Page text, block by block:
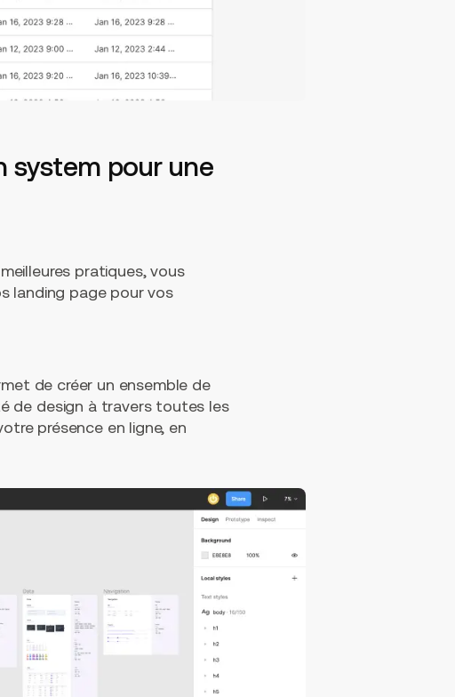
system pour une
pratiques, vous
landing page pour vos
de créer un ensemble de
de design à travers toutes les
présence en ligne, en